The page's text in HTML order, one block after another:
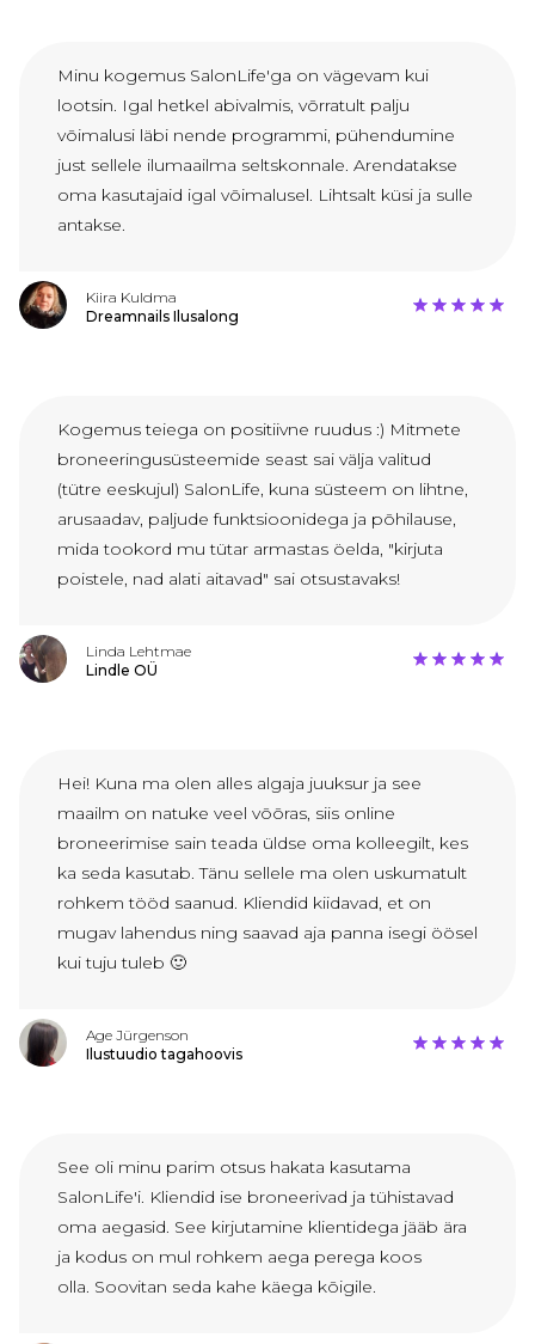
Minu kogemus SalonLife'ga on vägevam kui
lootsin. Igal hetkel abivalmis, võrratult palju
võimalusi läbi nende programmi, pühendumine
just sellele ilumaailma seltskonnale. Arendatakse
oma kasutajaid igal võimalusel. Lihtsalt küsi ja sulle
antakse.
Kiira Kuldma
Dreamnails Ilusalong
Kogemus teiega on positiivne ruudus :) Mitmete
broneeringusüsteemide seast sai välja valitud
(tütre eeskujul) SalonLife, kuna süsteem on lihtne,
arusaadav, paljude funktsioonidega ja põhilause,
mida tookord mu tütar armastas öelda, "kirjuta
poistele, nad alati aitavad" sai otsustavaks!
Linda Lehtmae
Lindle OÜ
Hei! Kuna ma olen alles algaja juuksur ja see
maailm on natuke veel võõras, siis online
broneerimise sain teada üldse oma kolleegilt, kes
ka seda kasutab. Tänu sellele ma olen uskumatult
rohkem tööd saanud. Kliendid kiidavad, et on
mugav lahendus ning saavad aja panna isegi öösel
kui tuju tuleb 🙂
Age Jürgenson
Ilustuudio tagahoovis
See oli minu parim otsus hakata kasutama
SalonLife'i. Kliendid ise broneerivad ja tühistavad
oma aegasid. See kirjutamine klientidega jääb ära
ja kodus on mul rohkem aega perega koos
olla. Soovitan seda kahe käega kõigile.